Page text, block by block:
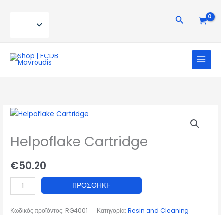
Αναζήτηση
Helpoflake Cartridge
€50.20
Helpoflake
Cartridge
ποσότητα
ΠΡΟΣΘΉΚΗ
Κωδικός προϊόντος: RG4001 Κατηγορία:Resin and Cleaning